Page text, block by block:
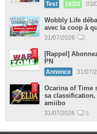
Test 16/20 03/
Wobbly Life
avec la coop à
31/07/2026
[Rappel]
PN
Annonce 31/07/
Ocarina of Time
sa classification,
amiibo
31/07/2026 1